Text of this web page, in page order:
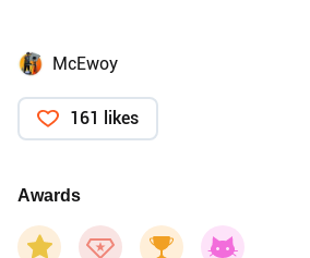
МcEwoy
161 likes
Awards